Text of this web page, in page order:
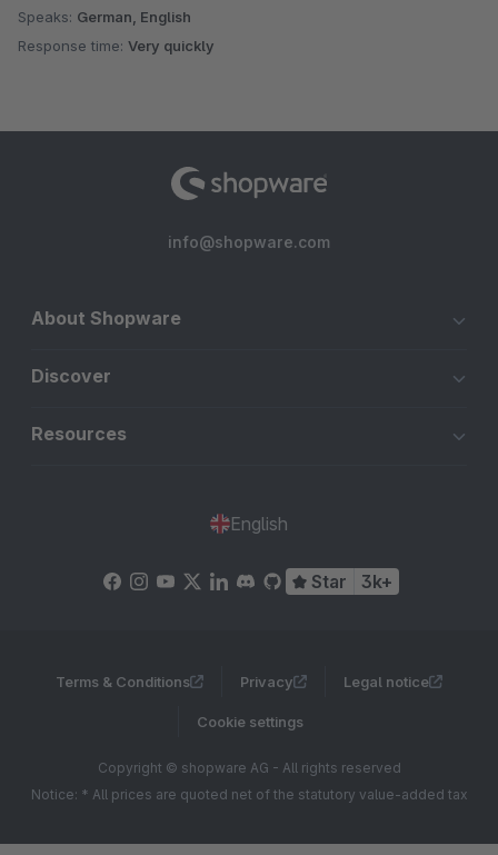
Speaks: German, English
Response time: Very quickly
info@shopware.com
About Shopware
Discover
Resources
English
Star 3k+
Terms & Conditions Privacy Legal notice
Cookie settings
Copyright © shopware AG - All rights reserved
Notice: * All prices are quoted net of the statutory value-added tax